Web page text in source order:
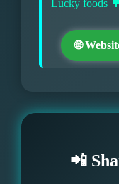
Lucky foods
🌐
📲